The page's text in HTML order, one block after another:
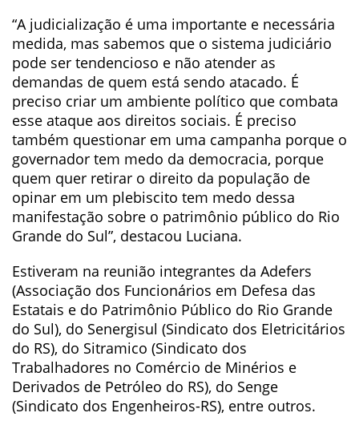
“A judicialização é uma importante e necessária
medida, mas sabemos que o sistema judiciário
pode ser tendencioso e não atender as
demandas de quem está sendo atacado. É
preciso criar um ambiente político que combata
esse ataque aos direitos sociais. É preciso
também questionar em uma campanha porque o
governador tem medo da democracia, porque
quem quer retirar o direito da população de
opinar em um plebiscito tem medo dessa
manifestação sobre o patrimônio público do Rio
Grande do Sul”, destacou Luciana.
Estiveram na reunião integrantes da Adefers
(Associação dos Funcionários em Defesa das
Estatais e do Patrimônio Público do Rio Grande
do Sul), do Senergisul (Sindicato dos Eletricitários
do RS), do Sitramico (Sindicato dos
Trabalhadores no Comércio de Minérios e
Derivados de Petróleo do RS), do Senge
(Sindicato dos Engenheiros-RS), entre outros.